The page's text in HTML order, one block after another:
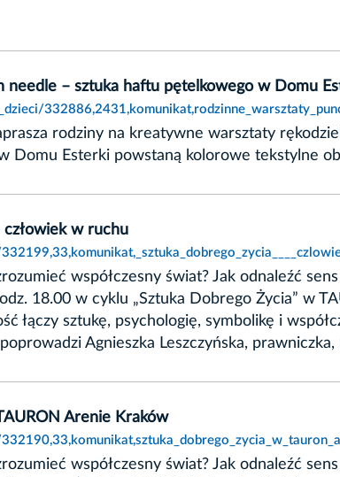
needle – sztuka haftu pętelkowego w Domu
rodziny na kreatywne warsztaty
Domu Esterki powstaną kolorowe tekstylne
człowiek w ruchu
współczesny świat? Jak odnaleźć
18.00 w cyklu „Sztuka Dobrego Życia” w
łączy sztukę, psychologię, symbolikę i
Agnieszka Leszczyńska,
Arenie Kraków
współczesny świat? Jak odnaleźć